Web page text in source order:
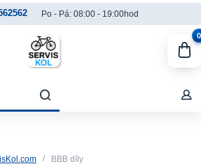
Po - Pá: 08:00 - 19:00hod
0
BBB díly